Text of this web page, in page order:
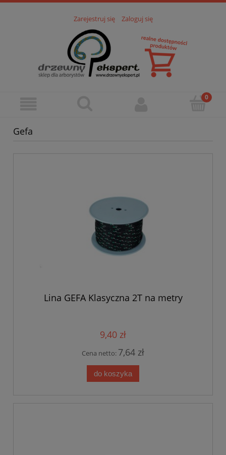
Zarejestruj się Zaloguj się
Gefa
Lina GEFA Klasyczna 2T na metry
9,40 zł
Cena netto: 7,64 zł
do koszyka